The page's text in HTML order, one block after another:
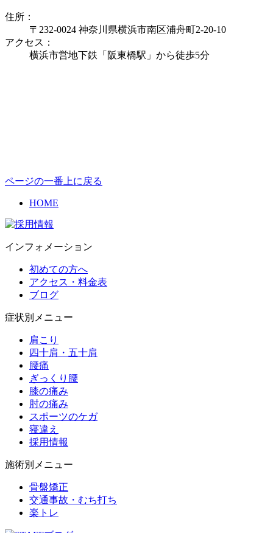
住所：
〒232-0024 神奈川県横浜市南区浦舟町2-20-10
アクセス：
横浜市営地下鉄「阪東橋駅」から徒歩5分
ページの一番上に戻る
HOME
インフォメーション
初めての方へ
アクセス・料金表
ブログ
症状別メニュー
肩こり
四十肩・五十肩
腰痛
ぎっくり腰
膝の痛み
肘の痛み
スポーツのケガ
寝違え
採用情報
施術別メニュー
骨盤矯正
交通事故・むち打ち
楽トレ